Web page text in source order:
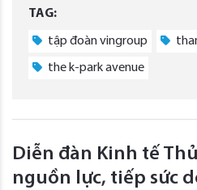
TAG:
tập đoàn vingroup
the k-park avenue
Diễn đàn Kinh tế
nguồn lực, tiếp sức